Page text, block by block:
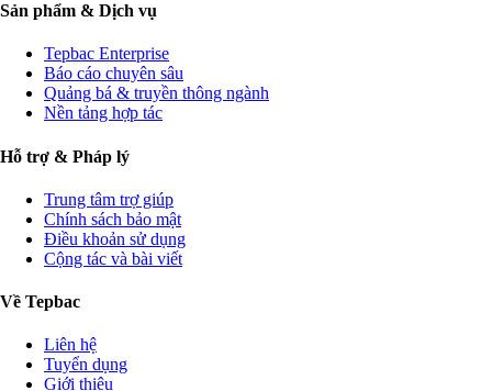
Sản phẩm & Dịch vụ
Tepbac Enterprise
Báo cáo chuyên sâu
Quảng bá & truyền thông ngành
Nền tảng hợp tác
Hỗ trợ & Pháp lý
Trung tâm trợ giúp
Chính sách bảo mật
Điều khoản sử dụng
Cộng tác và bài viết
Về Tepbac
Liên hệ
Tuyển dụng
Giới thiệu